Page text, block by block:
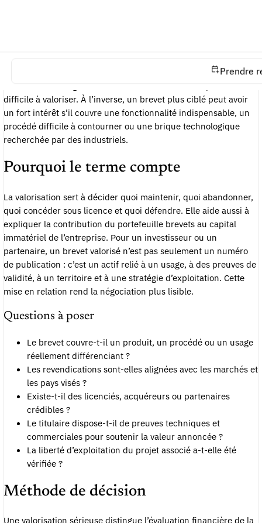
Prendre
analyse technique de l’invention et une projection commerciale.
difficile à valoriser. À l’inverse, un brevet plus ciblé peut avoir
un fort intérêt s’il couvre une fonctionnalité indispensable, un
procédé difficile à contourner ou une brique technologique
recherchée par des industriels.
Pourquoi le terme compte
La valorisation sert à décider quoi maintenir, quoi abandonner,
quoi concéder sous licence et quoi défendre. Elle aide aussi à
expliquer la contribution du portefeuille brevets au capital
immatériel de l’entreprise. Pour un investisseur ou un
partenaire, un brevet valorisé n’est pas seulement un numéro
de publication : c’est un actif relié à un usage, à des preuves de
validité, à un territoire et à une stratégie d’exploitation. Cette
mise en relation rend la négociation plus lisible.
Questions à poser
Le brevet couvre-t-il un produit, un procédé ou un usage
réellement différenciant ?
Les revendications sont-elles alignées avec les marchés et
les pays visés ?
Existe-t-il des licenciés, acquéreurs ou partenaires
crédibles ?
Le titulaire dispose-t-il de preuves techniques et
commerciales pour soutenir la valeur annoncée ?
La liberté d’exploitation du projet associé a-t-elle été
vérifiée ?
Méthode de décision
Une valorisation sérieuse distingue l’évaluation financière de la